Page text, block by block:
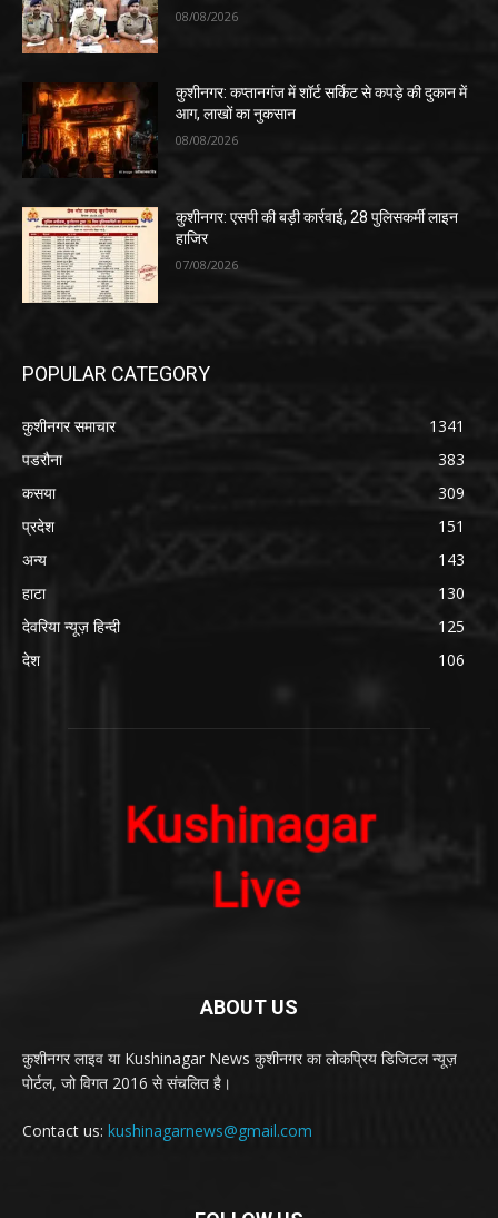
08/08/2026
कुशीनगर: कप्तानगंज में शॉर्ट सर्किट से कपड़े की दुकान में
आग, लाखों का नुकसान
08/08/2026
कुशीनगर: एसपी की बड़ी कार्रवाई, 28 पुलिसकर्मी लाइन
हाजिर
07/08/2026
POPULAR CATEGORY
कुशीनगर समाचार
1341
पडरौना
383
कसया
309
प्रदेश
151
अन्य
143
हाटा
130
देवरिया न्यूज़ हिन्दी
125
देश
106
ABOUT US
कुशीनगर लाइव या Kushinagar News कुशीनगर का लोकप्रिय डिजिटल न्यूज़
पोर्टल, जो विगत 2016 से संचलित है।
Contact us: kushinagarnews@gmail.com